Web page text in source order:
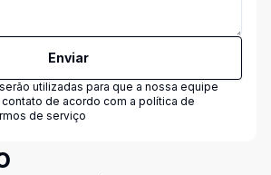
Enviar
utilizadas para que a nossa equipe
de acordo com a política de
de serviço